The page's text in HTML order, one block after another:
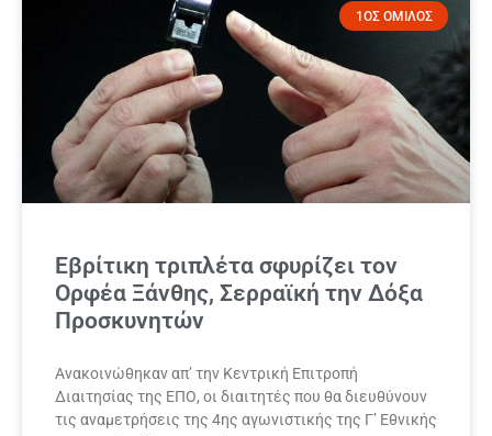
1ΟΣ ΟΜΙΛΟΣ
Εβρίτικη τριπλέτα σφυρίζει τον
Ορφέα Ξάνθης, Σερραϊκή την Δόξα
Προσκυνητών
Ανακοινώθηκαν απ’ την Κεντρική Επιτροπή
Διαιτησίας της ΕΠΟ, οι διαιτητές που θα διευθύνουν
τις αναμετρήσεις της 4ης αγωνιστικής της Γ’ Εθνικής